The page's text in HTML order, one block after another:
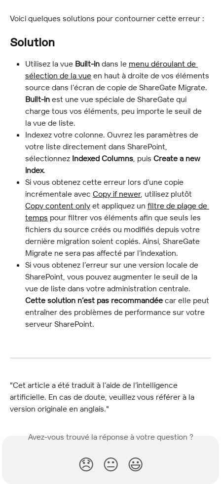
Voici quelques solutions pour contourner cette erreur :
Solution
Utilisez la vue Built-in dans le menu déroulant de
sélection de la vue en haut à droite de vos éléments
source dans l’écran de copie de ShareGate Migrate.
Built-in est une vue spéciale de ShareGate qui
charge tous vos éléments, peu importe le seuil de
la vue de liste.
Indexez votre colonne. Ouvrez les paramètres de
votre liste directement dans SharePoint,
sélectionnez Indexed Columns , puis Create a new
index.
Si vous obtenez cette erreur lors d’une copie
incrémentale avec Copy if newer, utilisez plutôt
Copy content only et appliquez un filtre de plage de
temps pour filtrer vos éléments afin que seuls les
fichiers du source créés ou modifiés depuis votre
dernière migration soient copiés. Ainsi, ShareGate
Migrate ne sera pas affecté par l’indexation.
Si vous obtenez l’erreur sur une version locale de
SharePoint, vous pouvez augmenter le seuil de la
vue de liste dans votre administration centrale.
Cette solution n’est pas recommandée car elle peut
entraîner des problèmes de performance sur votre
serveur SharePoint.
"Cet article a été traduit à l’aide de l’intelligence
artificielle. En cas de doute, veuillez vous référer à la
version originale en anglais."
Avez-vous trouvé la réponse à votre question ?
😞 😐 😃